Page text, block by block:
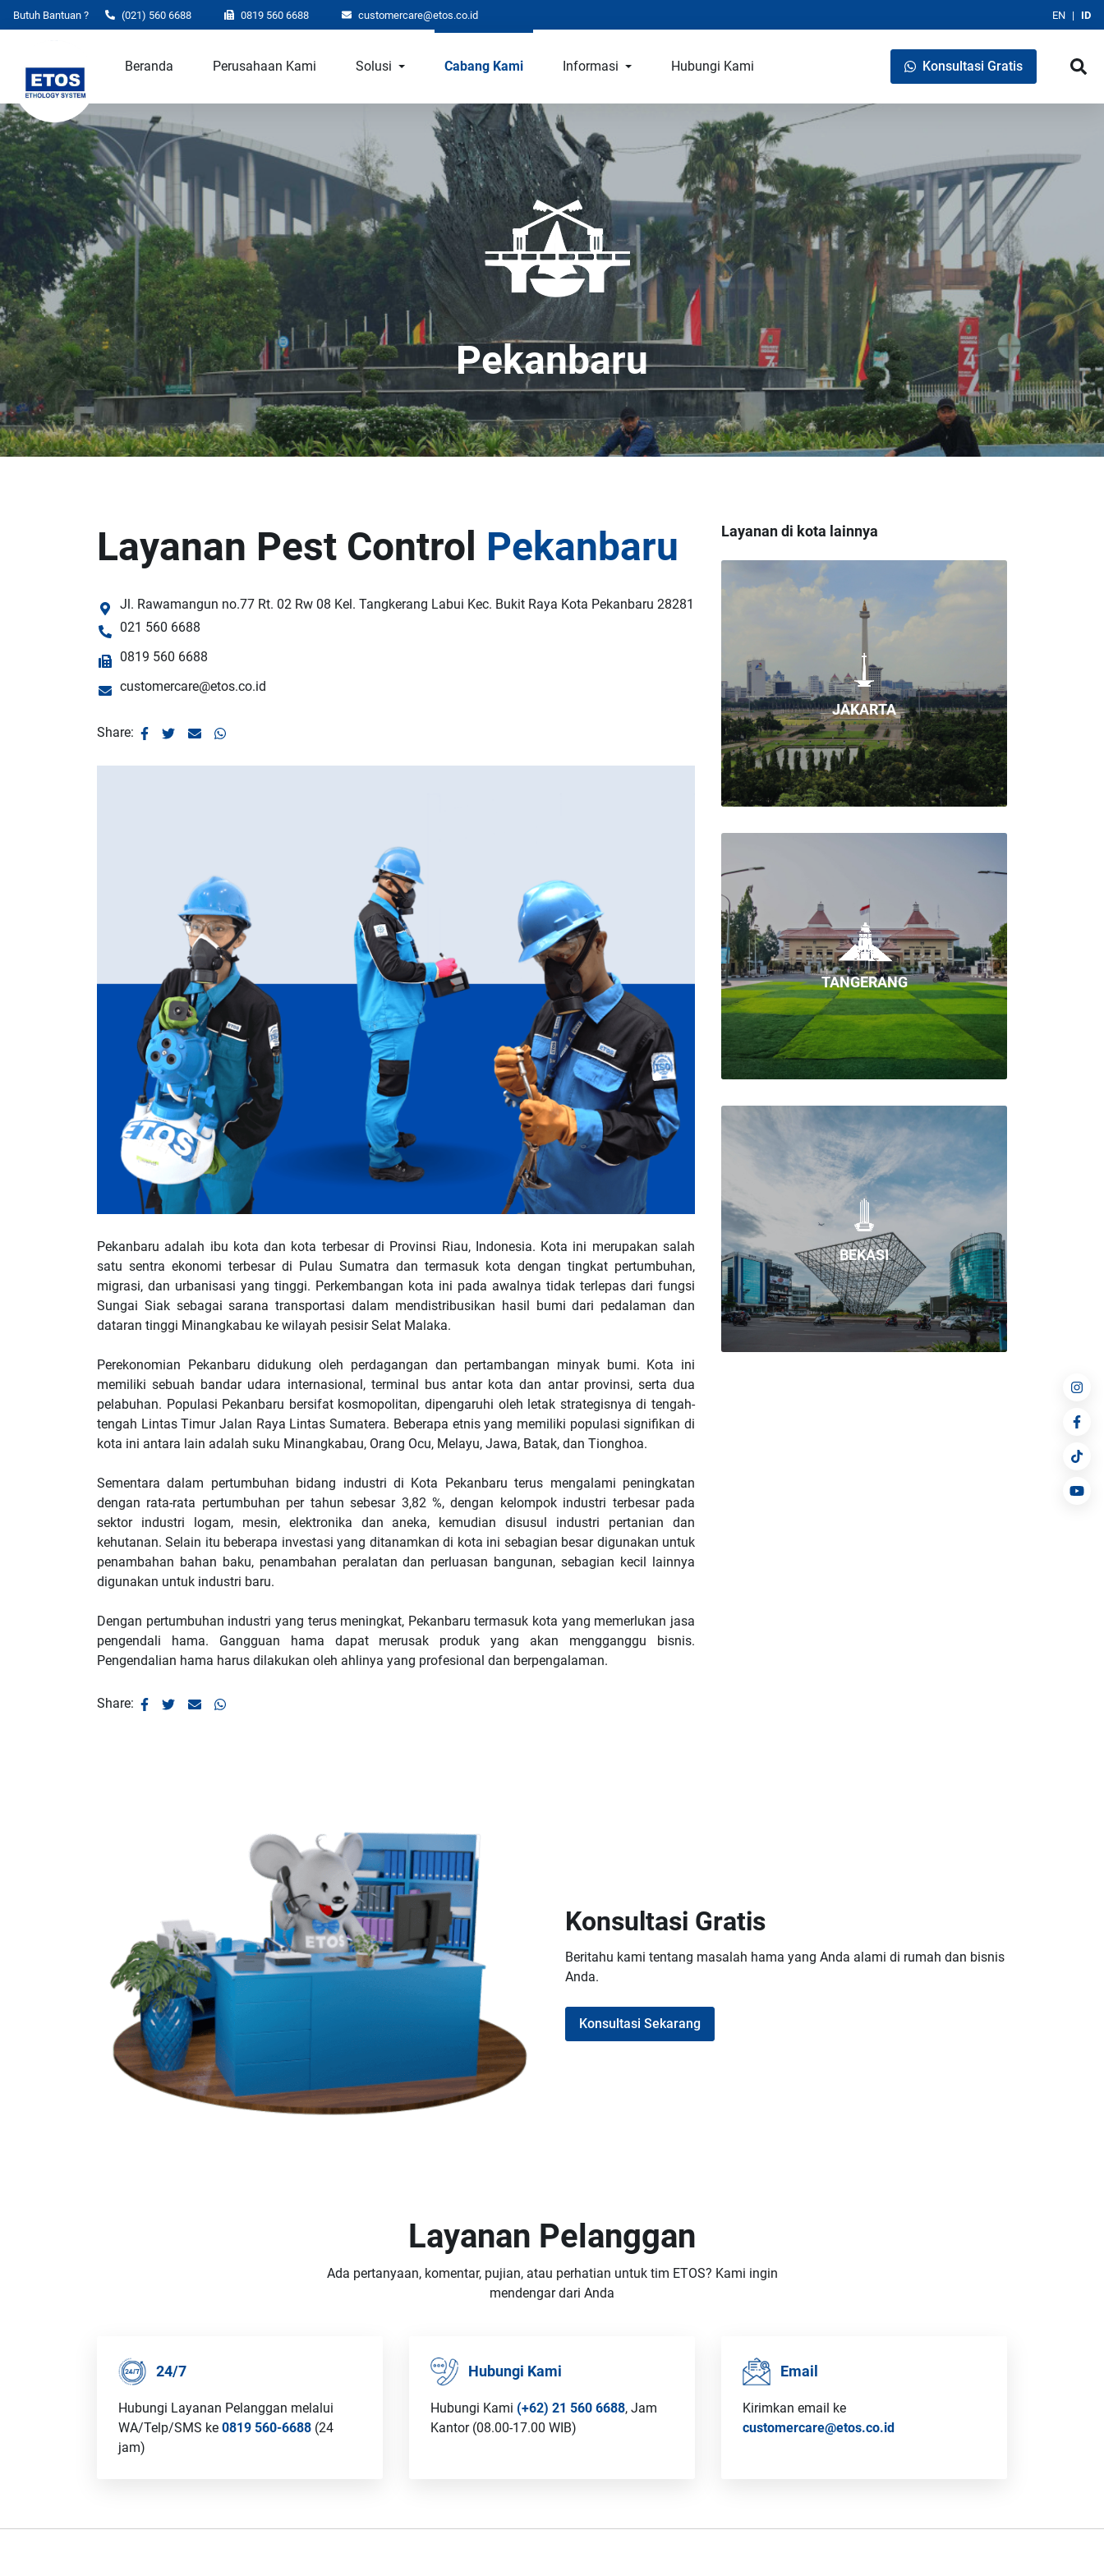
Butuh Bantuan ? (021) 560 6688 0819 560 6688 customercare@etos.co.id EN ID
Beranda Perusahaan Kami Solusi Cabang Kami Informasi Hubungi Kami Konsultasi Gratis
Pekanbaru
Layanan Pest Control Pekanbaru
Jl. Rawamangun no.77 Rt. 02 Rw 08 Kel. Tangkerang Labui Kec. Bukit Raya Kota Pekanbaru 28281
021 560 6688
0819 560 6688
customercare@etos.co.id
Share:
Pekanbaru adalah ibu kota dan kota terbesar di Provinsi Riau, Indonesia. Kota ini merupakan salah
satu sentra ekonomi terbesar di Pulau Sumatra dan termasuk kota dengan tingkat pertumbuhan,
migrasi, dan urbanisasi yang tinggi. Perkembangan kota ini pada awalnya tidak terlepas dari fungsi
Sungai Siak sebagai sarana transportasi dalam mendistribusikan hasil bumi dari pedalaman dan
dataran tinggi Minangkabau ke wilayah pesisir Selat Malaka.
Perekonomian Pekanbaru didukung oleh perdagangan dan pertambangan minyak bumi. Kota ini
memiliki sebuah bandar udara internasional, terminal bus antar kota dan antar provinsi, serta dua
pelabuhan. Populasi Pekanbaru bersifat kosmopolitan, dipengaruhi oleh letak strategisnya di tengah-
tengah Lintas Timur Jalan Raya Lintas Sumatera. Beberapa etnis yang memiliki populasi signifikan di
kota ini antara lain adalah suku Minangkabau, Orang Ocu, Melayu, Jawa, Batak, dan Tionghoa.
Sementara dalam pertumbuhan bidang industri di Kota Pekanbaru terus mengalami peningkatan
dengan rata-rata pertumbuhan per tahun sebesar 3,82 %, dengan kelompok industri terbesar pada
sektor industri logam, mesin, elektronika dan aneka, kemudian disusul industri pertanian dan
kehutanan. Selain itu beberapa investasi yang ditanamkan di kota ini sebagian besar digunakan untuk
penambahan bahan baku, penambahan peralatan dan perluasan bangunan, sebagian kecil lainnya
digunakan untuk industri baru.
Dengan pertumbuhan industri yang terus meningkat, Pekanbaru termasuk kota yang memerlukan jasa
pengendali hama. Gangguan hama dapat merusak produk yang akan mengganggu bisnis.
Share:
Layanan di kota lainnya
JAKARTA
TANGERANG
BEKASI
Konsultasi Gratis
Beritahu kami tentang masalah hama yang Anda alami di rumah dan bisnis
Anda.
Konsultasi Sekarang
Layanan Pelanggan
Ada pertanyaan, komentar, pujian, atau perhatian untuk tim ETOS? Kami ingin
mendengar dari Anda
24/7
Hubungi Layanan Pelanggan melalui
WA/Telp/SMS ke 0819 560-6688 (24
jam)
Hubungi Kami
Hubungi Kami (+62) 21 560 6688, Jam
Kantor (08.00-17.00 WIB)
Email
Kirimkan email ke
customercare@etos.co.id